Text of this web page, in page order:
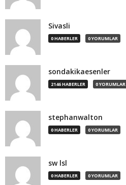
Sivasli
0 HABERLER 0 YORUMLAR
sondakikaesenler
2146 HABERLER 0 YORUMLAR
stephanwalton
0 HABERLER 0 YORUMLAR
sw lsl
0 HABERLER 0 YORUMLAR